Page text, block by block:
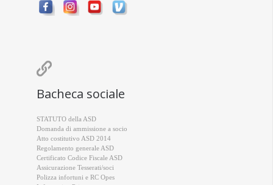

Bacheca sociale
STATUTO della ASD
Domanda di ammissione a socio
Atto costitutivo ASD 2014
Regolamento generale ASD
Certificato Codice Fiscale ASD
Assicurazione Tesserati/soci
Polizza infortuni e RC Opes